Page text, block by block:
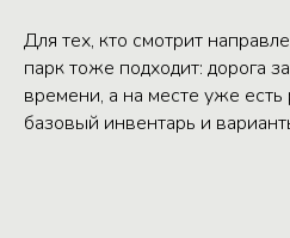
Для тех, кто смотрит
парк тоже подходит: дорога
времени, а на месте уже
базовый инвентарь и